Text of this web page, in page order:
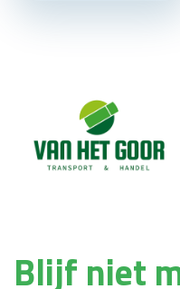
Blijf niet